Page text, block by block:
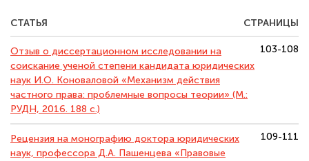
СТАТЬЯ СТРАНИЦЫ
Отзыв о диссертационном исследовании на
соискание ученой степени кандидата юридических
наук И.О. Коноваловой «Механизм действия
частного права: проблемные вопросы теории» (М.:
РУДН, 2016. 188 с.)
103-108
Рецензия на монографию доктора юридических
наук, профессора Д.А. Пашенцева «Правовые
109-111